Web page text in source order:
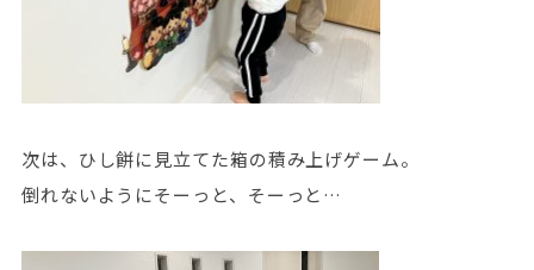
次は、ひし餅に見立てた箱の積み上げゲーム。
倒れないようにそーっと、そーっと…